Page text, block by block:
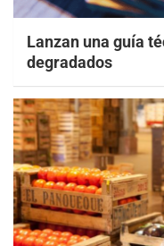
Lanzan una guía
degradados